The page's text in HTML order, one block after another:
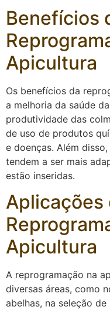
Benefícios
Apicultura
Os benefícios da
a melhoria da saúde
produtividade das
de uso de produtos
e doenças. Além
tendem a ser mais
estão inseridas.
Aplicações
Apicultura
A reprogramação na
diversas áreas, como
abelhas, na seleção